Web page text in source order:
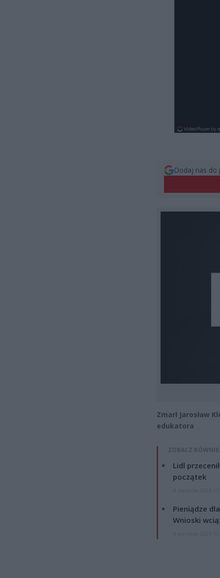
Dodaj nas do
Zmarł Jarosław
edukatora
ZOBACZ
Lidl
początek
Pieniądze
Wnioski